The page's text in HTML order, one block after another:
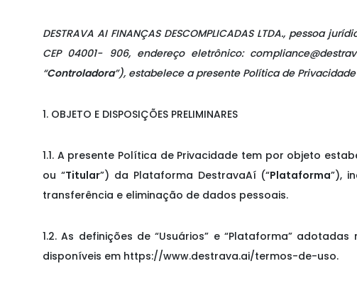
DESTRAVA AI FINANÇAS DESCOMPLICADAS LTDA., pessoa
CEP 04001- 906, endereço eletrônico:
“Controladora”), estabelece a presente Política de
1. OBJETO E DISPOSIÇÕES PRELIMINARES
1.1. A presente Política de Privacidade tem por objeto
ou “Titular”) da Plataforma DestravaAí (“Plataforma”),
transferência e eliminação de dados pessoais.
1.2. As definições de “Usuários” e “Plataforma”
disponíveis em https://www.destrava.ai/termos-de-uso.